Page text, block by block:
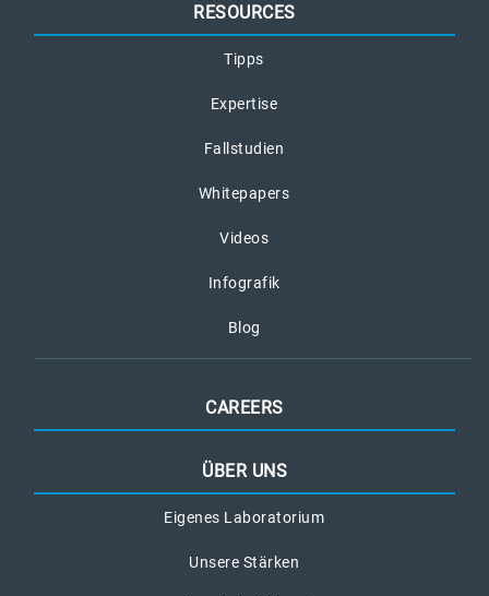
RESOURCES
Tipps
Expertise
Fallstudien
Whitepapers
Videos
Infografik
Blog
CAREERS
ÜBER UNS
Eigenes Laboratorium
Unsere Stärken